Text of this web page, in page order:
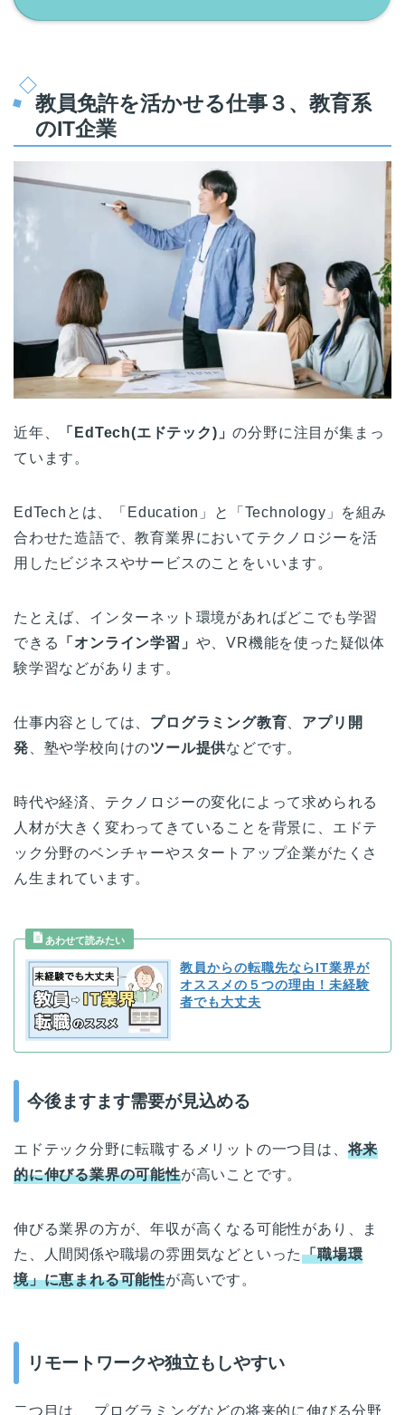
教員免許を活かせる仕事３、教育系
のIT企業
近年、 「EdTech(エドテック)」の分野に注目が集まっ
ています。
EdTechとは、「Education」と「Technology」を組み
合わせた造語で、教育業界においてテクノロジーを活
用したビジネスやサービスのことをいいます。
たとえば、インターネット環境があればどこでも学習
できる
「オンライン学習」 や、VR機能を使った疑似体
験学習などがあります。
仕事内容としては、 プログラミング教育
アプリ開
発 、塾や学校向けのツール提供などです。
時代や経済、テクノロジーの変化によって求められる
人材が大きく変わってきていることを背景に、エドテ
ック分野のベンチャーやスタートアップ企業がたくさ
ん生まれています。
教員からの転職先ならIT業界が
オススメの５つの理由！未経験
者でも大丈夫
今後ますます需要が見込める
エドテック分野に転職するメリットの一つ目は、将来
的に伸びる業界の可能性が高いことです。
伸びる業界の方が、年収が高くなる可能性があり、ま
た、人間関係や職場の雰囲気などといった「職場環
境」に恵まれる可能性が高いです。
リモートワークや独立もしやすい
二つ目は、 プログラミングなどの将来的に伸びる分野